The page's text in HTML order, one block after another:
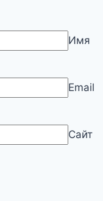
Имя
Email
Сайт